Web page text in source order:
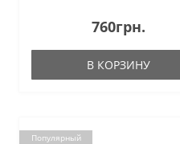
качественных материалов,
поэтому может выдержать
тяговое усилие до 5 тонн. Пр..
760грн.
В КОРЗИНУ
Популярный